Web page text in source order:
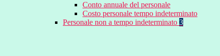
Conto annuale del personale
Costo personale tempo indeterminato
Personale non a tempo indeterminato 3